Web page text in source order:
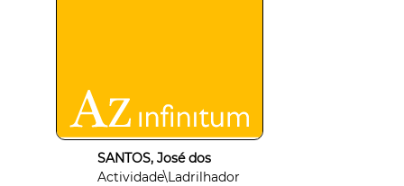
SANTOS, José dos
Actividade\Ladrilhador